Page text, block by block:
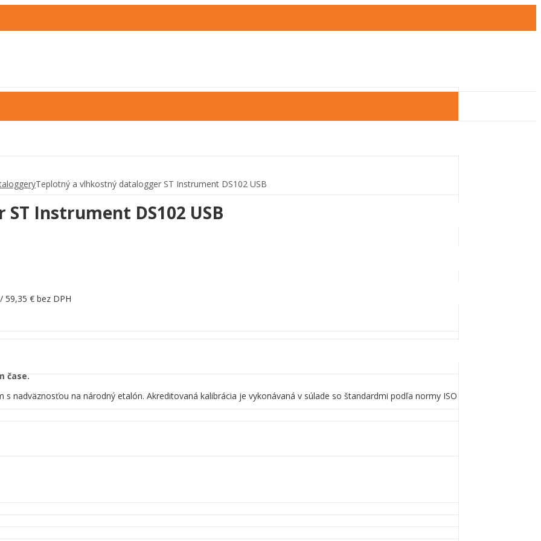
Teplotný a vlhkostný datalogger ST Instrument DS102 USB
Instrument DS102 USB
59,35 € bez DPH
čase.
nadväznosťou na národný etalón. Akreditovaná kalibrácia je vykonávaná v súlade so štandardmi podľa normy ISO